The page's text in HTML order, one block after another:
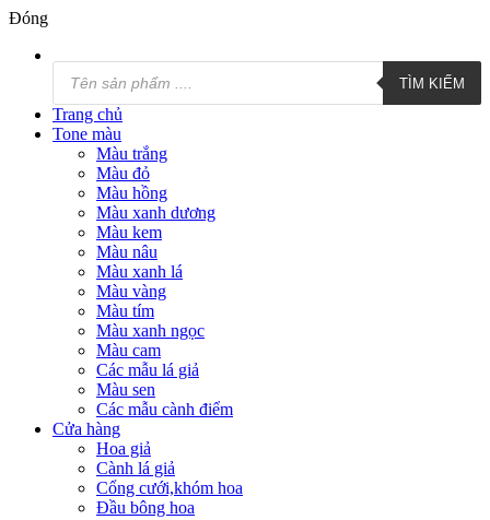
Đóng
Tìm
kiếm
sản
phẩm
TÌM KIẾM
Trang chủ
Tone màu
Màu trắng
Màu đỏ
Màu hồng
Màu xanh dương
Màu kem
Màu nâu
Màu xanh lá
Màu vàng
Màu tím
Màu xanh ngọc
Màu cam
Các mẫu lá giả
Màu sen
Các mẫu cành điểm
Cửa hàng
Hoa giả
Cành lá giả
Cổng cưới,khóm hoa
Đầu bông hoa